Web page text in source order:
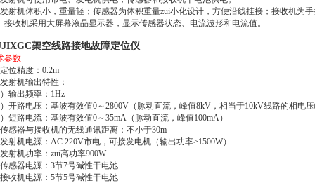
射机体积小，重量轻；传感器为体积重量zui小化设计，方便沿线挂接；接收机为手
接收机采用大屏幕液晶显示器，显示传感器状态、电流波形和电流值。
架空线路接地故障定位仪
参数
位精度：0.2m
射机输出特性：
）输出频率：1Hz
）开路电压：基波有效值0～2800V（脉动直流，峰值8kV，相当于10kV线路的相电压
）短路电流：基波有效值0～35mA（脉动直流，峰值100mA）
感器与接收机的无线通讯距离：不小于30m
射机电源：AC 220V市电，可接发电机（输出功率≥1500W）
射机功率：zui高功率900W
感器电源：3节7号碱性干电池
收机电源：5节5号碱性干电池